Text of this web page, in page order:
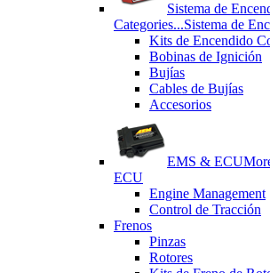
Sistema de
Categories...Sistema de
Kits de Encendido
Bobinas de Ignición
Bujías
Cables de Bujías
Accesorios
EMS & ECU
ECU
Engine Management
Control de Tracción
Frenos
Pinzas
Rotores